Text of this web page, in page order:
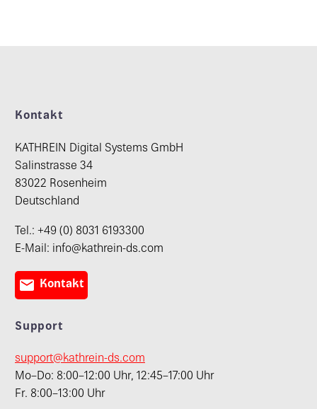
Kontakt
KATHREIN Digital Systems GmbH
Salinstrasse 34
83022 Rosenheim
Deutschland
Tel.: +49 (0) 8031 6193300
E-Mail: info@kathrein-ds.com
 Kontakt
Support
support@kathrein-ds.com
Mo–Do: 8:00–12:00 Uhr, 12:45–17:00 Uhr
Fr. 8:00–13:00 Uhr